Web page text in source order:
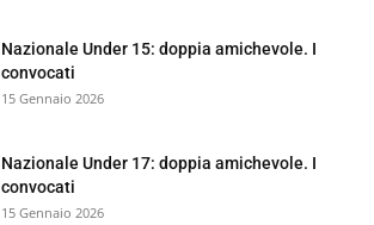
Nazionale Under 15: doppia amichevole. I
convocati
15 Gennaio 2026
Nazionale Under 17: doppia amichevole. I
convocati
15 Gennaio 2026